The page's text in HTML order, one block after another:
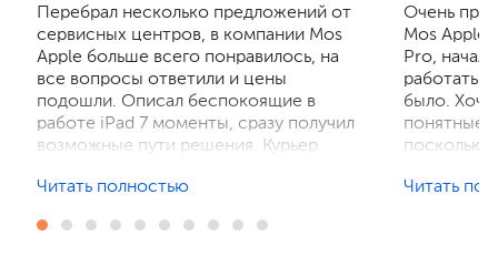
Перебрал несколько предложений от
сервисных центров, в компании Mos
Apple больше всего понравилось, на
все вопросы ответили и цены
подошли. Описал беспокоящие в
работе iPad 7 моменты, сразу получил
возможные пути решения. Курьер
отзвонились по итогам осмотра,
порадовал, без лишнего ожидания и
Читать полностью
Очень
Mos
Pro, начал
работать,
было. Хочу
понятные
поскольку
Читать